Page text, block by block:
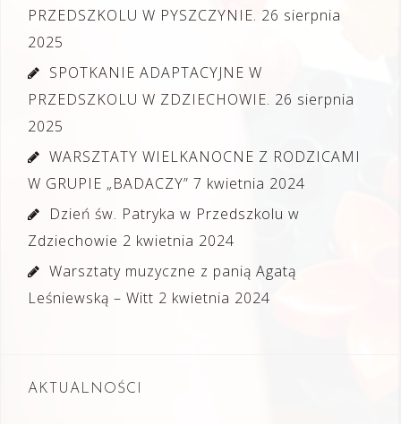
PRZEDSZKOLU W PYSZCZYNIE. 26 sierpnia
2025
SPOTKANIE ADAPTACYJNE W
PRZEDSZKOLU W ZDZIECHOWIE. 26 sierpnia
2025
WARSZTATY WIELKANOCNE Z RODZICAMI
W GRUPIE „BADACZY” 7 kwietnia 2024
Dzień św. Patryka w Przedszkolu w
Zdziechowie 2 kwietnia 2024
Warsztaty muzyczne z panią Agatą
Leśniewską – Witt 2 kwietnia 2024
AKTUALNOŚCI